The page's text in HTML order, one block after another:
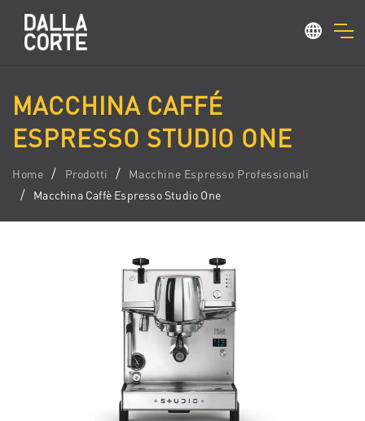
MACCHINA CAFFÉ
ESPRESSO STUDIO ONE
Home Prodotti
Macchine Espresso Professionali
Macchina Caffè Espresso Studio One